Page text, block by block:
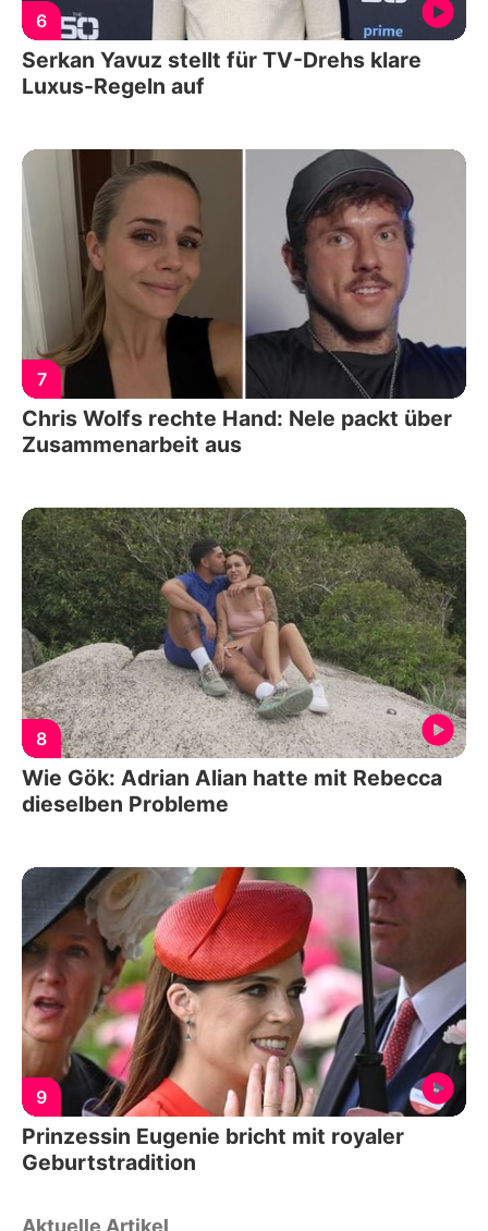
6
Serkan Yavuz stellt für TV-Drehs klare
Luxus-Regeln auf
7
Chris Wolfs rechte Hand: Nele packt über
Zusammenarbeit aus
8
Wie Gök: Adrian Alian hatte mit Rebecca
dieselben Probleme
9
Prinzessin Eugenie bricht mit royaler
Geburtstradition